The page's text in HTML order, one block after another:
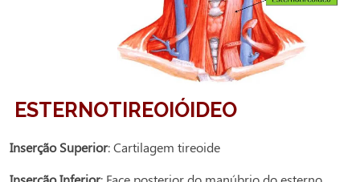
ESTERNOTIREOIÓIDEO
Inserção Superior: Cartilagem tireoide